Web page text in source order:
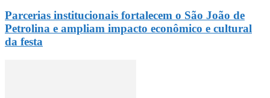
Parcerias institucionais fortalecem o São João de
Petrolina e ampliam impacto econômico e cultural
da festa